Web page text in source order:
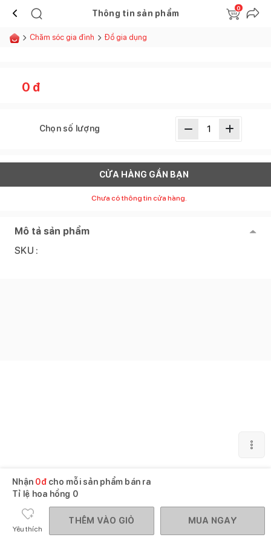
Thông tin sản phẩm
0
Chăm sóc gia đình Đồ gia dụng
0 đ
Chọn số lượng
CỬA HÀNG GẦN BẠN
Chưa có thông tin cửa hàng.
Mô tả sản phẩm
SKU :
Nhận 0đcho mỗi sản phẩm bán ra
Tỉ lệ hoa hồng 0
Yêu thích
THÊM VÀO GIỎ MUA NGAY